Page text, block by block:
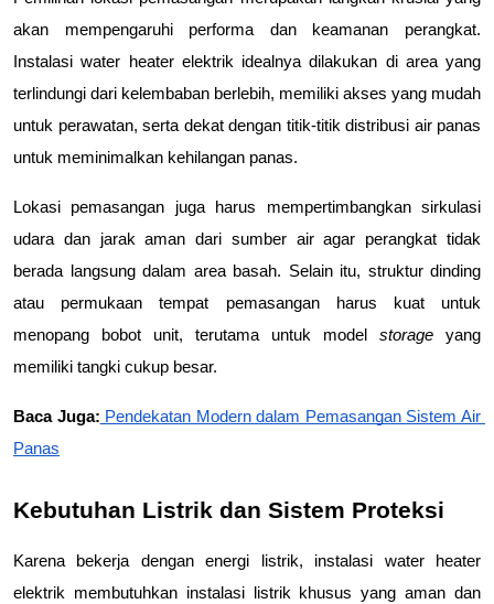
akan mempengaruhi performa dan keamanan perangkat.
Instalasi water heater elektrik idealnya dilakukan di area yang
terlindungi dari kelembaban berlebih, memiliki akses yang mudah
untuk perawatan, serta dekat dengan titik-titik distribusi air panas
untuk meminimalkan kehilangan panas.
Lokasi pemasangan juga harus mempertimbangkan sirkulasi
udara dan jarak aman dari sumber air agar perangkat tidak
berada langsung dalam area basah. Selain itu, struktur dinding
atau permukaan tempat pemasangan harus kuat untuk
menopang bobot unit, terutama untuk model storage yang
memiliki tangki cukup besar.
Baca Juga: Pendekatan Modern dalam Pemasangan Sistem Air
Panas
Kebutuhan Listrik dan Sistem Proteksi
Karena bekerja dengan energi listrik, instalasi water heater
elektrik membutuhkan instalasi listrik khusus yang aman dan